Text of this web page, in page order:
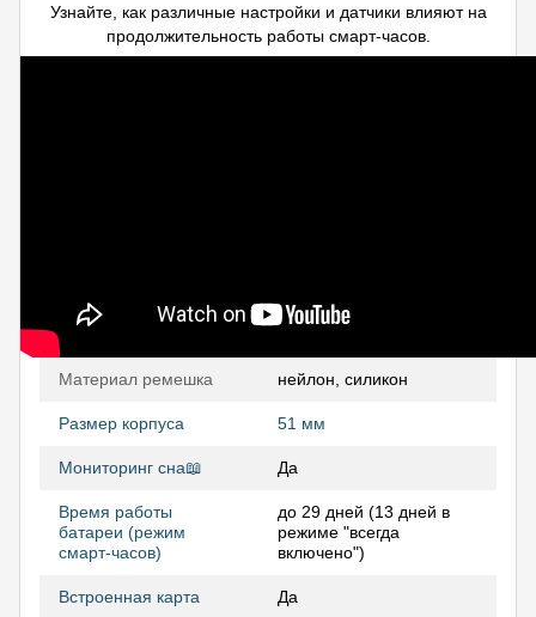
Узнайте, как различные настройки и датчики влияют на
продолжительность работы смарт-часов.
Материал ремешка нейлон, силикон
Размер корпуса 51 мм
Мониторинг сна📖 Да
Время работы
батареи (режим
смарт-часов)
до 29 дней (13 дней в
режиме "всегда
включено")
Встроенная карта Да